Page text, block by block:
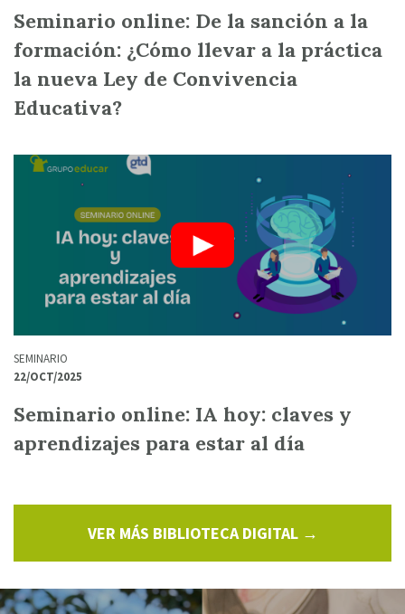
Seminario online: De la sanción a la
formación: ¿Cómo llevar a la práctica
la nueva Ley de Convivencia
Educativa?
SEMINARIO
22/OCT/2025
Seminario online: IA hoy: claves y
aprendizajes para estar al día
VER MÁS BIBLIOTECA DIGITAL →